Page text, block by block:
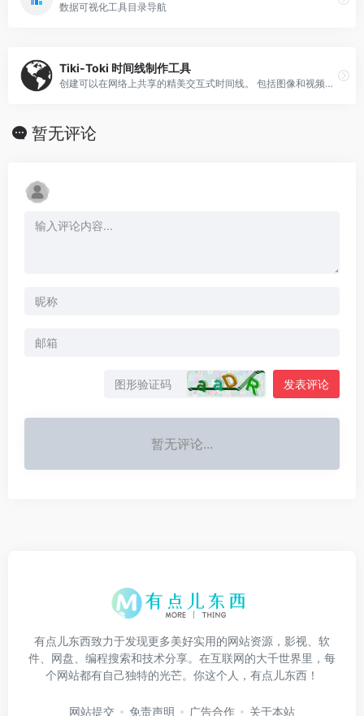
数据可视化工具目录导航
Tiki-Toki 时间线制作工具
创建可以在网络上共享的精美交互式时间线。 包括图像和视频以获得完整的多媒体体验。 非常适合公司历史时间表和学校项目。
暂无评论
发表评论
暂无评论...
有点儿东西致力于发现更多美好实用的网站资源，影视、软
件、网盘、编程搜索和技术分享。在互联网的大千世界里，每
个网站都有自己独特的光芒。你这个人，有点儿东西！
网站提交 免责声明 广告合作 关于本站